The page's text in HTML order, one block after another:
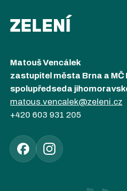
ZELENÍ
Matouš Vencálek
zastupitel města Brna a
spolupředseda
matous.vencalek@zeleni.cz
+420 603 931 205